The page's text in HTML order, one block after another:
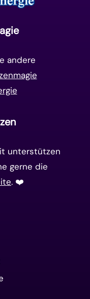
andere
unterstützen
gerne die
. ❤️️